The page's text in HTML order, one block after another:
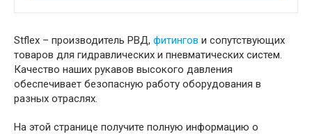
Stflex – производитель РВД, фитингов и сопутствующих
товаров для гидравлических и пневматических систем.
Качество наших рукавов высокого давления
обеспечивает безопасную работу оборудования в
разных отраслях.
На этой странице получите полную информацию о